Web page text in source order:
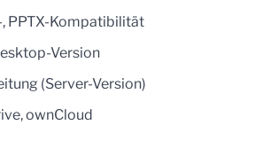
, PPTX-Kompatibilität
Version
(Server-Version)
ownCloud